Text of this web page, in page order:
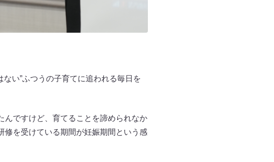
い”ふつうの子育てに追われる毎日を
んですけど、育てることを諦められなか
修を受けている期間が妊娠期間という感